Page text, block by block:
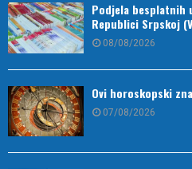
Podjela besplatnih
Republici Srpskoj
08/08/2026
Ovi horoskopski
07/08/2026